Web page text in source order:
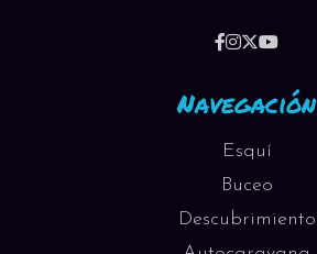
Navegación
Esquí
Buceo
Descubrimiento